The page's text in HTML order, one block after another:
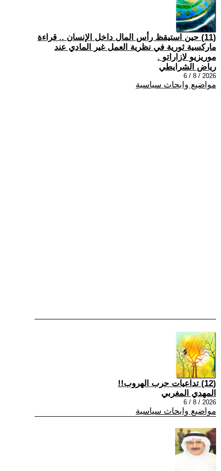
(11) حين استيقظ رأس المال داخل الإنسان .. قراءة
ماركسية ثورية في نظرية العمل غير المادي عند
موريزيو لازاراتو .
رياض الشرايطي
2026 / 8 / 6
مواضيع وابحاث سياسية
(12) تداعيات حرب الهروب!!
المهدي المغربي
2026 / 8 / 6
مواضيع وابحاث سياسية